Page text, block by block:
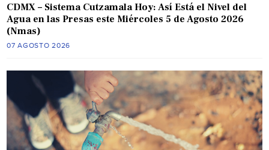
CDMX – Sistema Cutzamala Hoy: Así Está el Nivel del
Agua en las Presas este Miércoles 5 de Agosto 2026
(Nmas)
07 AGOSTO 2026